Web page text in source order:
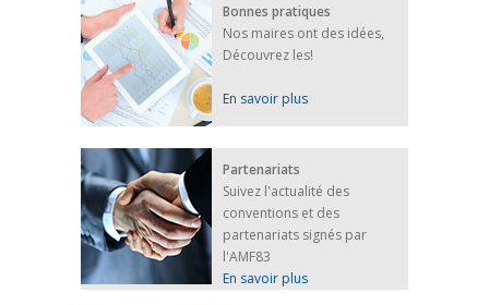
Bonnes pratiques
Nos maires ont des idées,
Découvrez les!
En savoir plus
Partenariats
Suivez l'actualité des
conventions et des
partenariats signés par
l'AMF83
En savoir plus